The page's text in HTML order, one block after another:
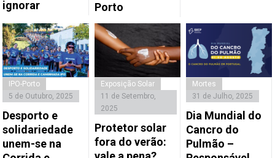
ignorar Porto
IPO-Porto
5 de Outubro, 2025
Desporto e
solidariedade
unem-se na
Exposição Solar
11 de Setembro,
2025
Protetor solar
fora do verão:
Mortes
31 de Julho, 2025
Dia Mundial do
Cancro do
Pulmão –